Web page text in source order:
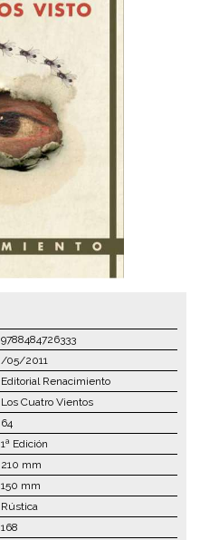
9788484726333
/05/2011
Editorial Renacimiento
Los Cuatro Vientos
64
1ª Edición
210 mm
150 mm
Rústica
168